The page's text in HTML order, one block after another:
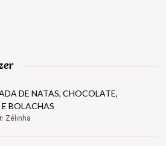
DE NATAS, CHOCOLATE,
BOLACHAS
Zélinha